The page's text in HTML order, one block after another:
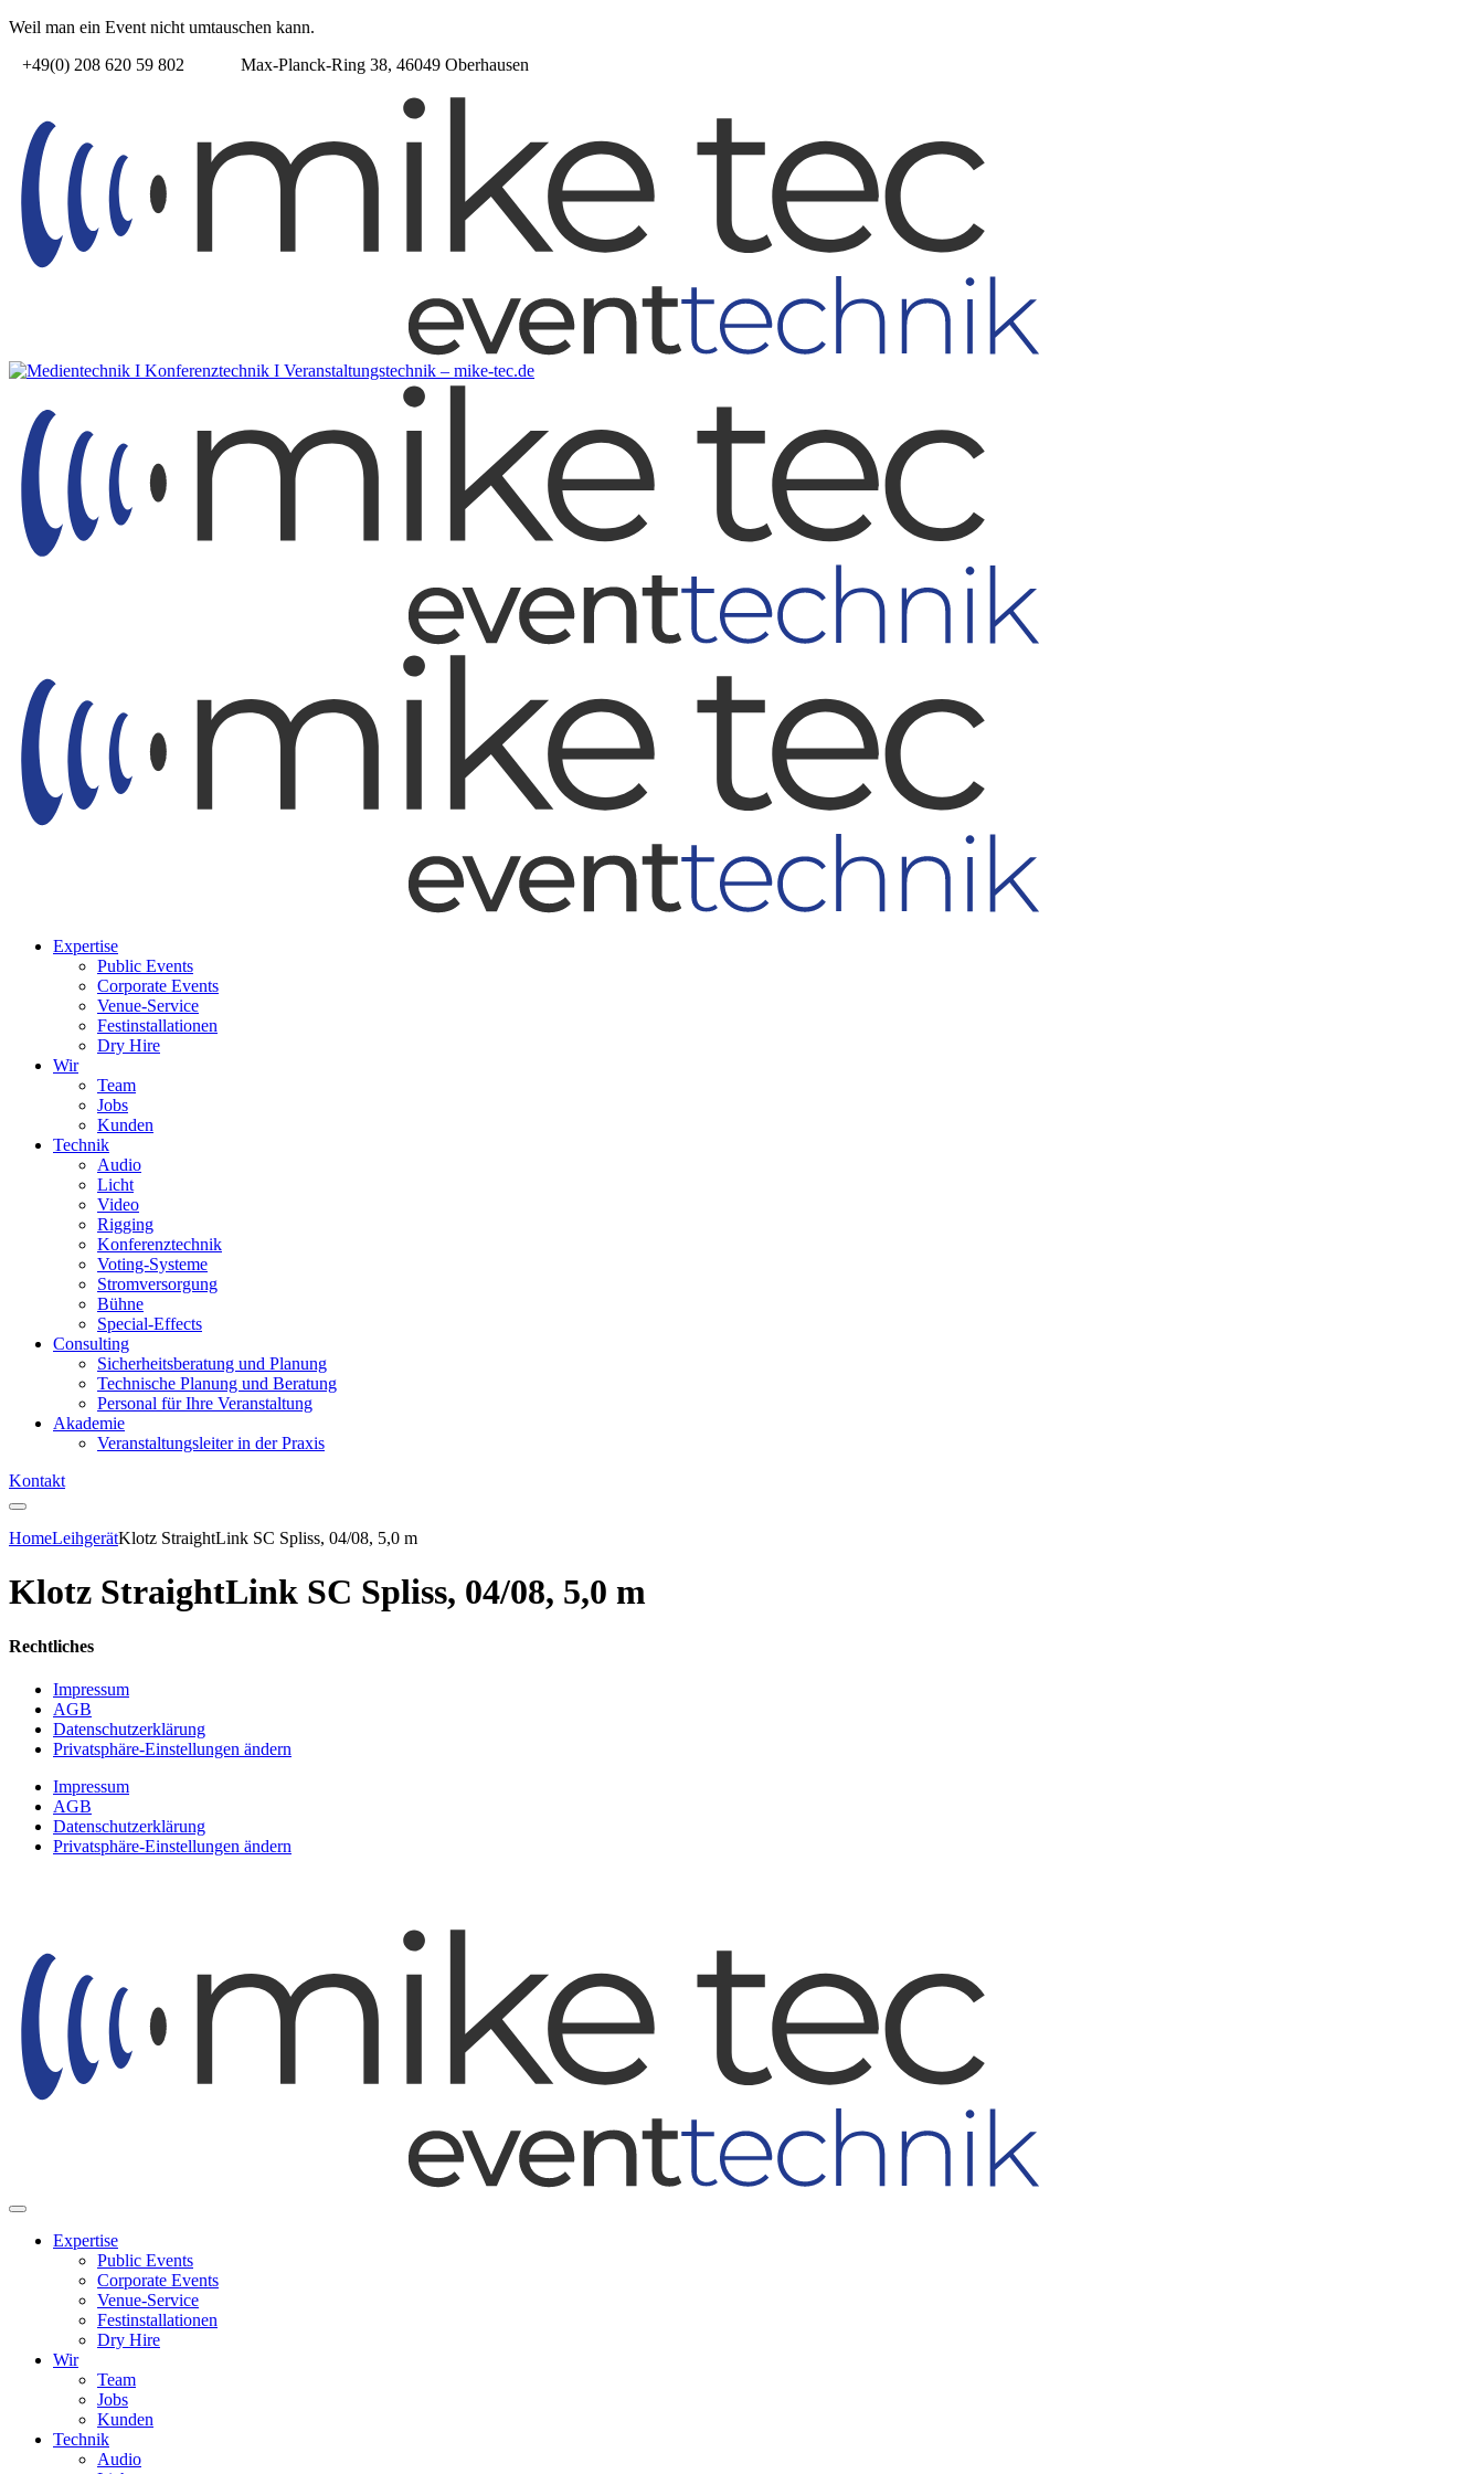
Weil man ein Event nicht umtauschen kann.
+49(0) 208 620 59 802
Max-Planck-Ring 38, 46049 Oberhausen
Expertise
Public Events
Corporate Events
Venue-Service
Festinstallationen
Dry Hire
Wir
Team
Jobs
Kunden
Technik
Audio
Licht
Video
Rigging
Konferenztechnik
Voting-Systeme
Stromversorgung
Bühne
Special-Effects
Consulting
Sicherheitsberatung und Planung
Technische Planung und Beratung
Personal für Ihre Veranstaltung
Akademie
Veranstaltungsleiter in der Praxis
Kontakt
HomeLeihgerätKlotz StraightLink SC Spliss, 04/08, 5,0 m
Klotz StraightLink SC Spliss, 04/08, 5,0 m
Rechtliches
Impressum
AGB
Datenschutzerklärung
Privatsphäre-Einstellungen ändern
Impressum
AGB
Datenschutzerklärung
Privatsphäre-Einstellungen ändern
Expertise
Public Events
Corporate Events
Venue-Service
Festinstallationen
Dry Hire
Wir
Team
Jobs
Kunden
Technik
Audio